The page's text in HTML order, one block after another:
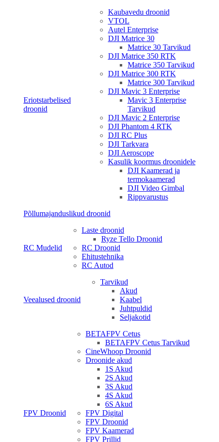
Eriotstarbelised
droonid
Kaubavedu droonid
VTOL
Autel Enterprise
DJI Matrice 30
Matrice 30 Tarvikud
DJI Matrice 350 RTK
Matrice 350 Tarvikud
DJI Matrice 300 RTK
Matrice 300 Tarvikud
DJI Mavic 3 Enterprise
Mavic 3 Enterprise
Tarvikud
DJI Mavic 2 Enterprise
DJI Phantom 4 RTK
DJI RC Plus
DJI Tarkvara
DJI Aeroscope
Kasulik koormus droonidele
DJI Kaamerad ja
termokaamerad
DJI Video Gimbal
Rippvarustus
Põllumajanduslikud droonid
RC Mudelid
Laste droonid
Ryze Tello Droonid
RC Droonid
Ehitustehnika
RC Autod
Veealused droonid
Tarvikud
Akud
Kaabel
Juhtpuldid
Seljakotid
FPV Droonid
BETAFPV Cetus
BETAFPV Cetus Tarvikud
CineWhoop Droonid
Droonide akud
1S Akud
2S Akud
3S Akud
4S Akud
6S Akud
FPV Digital
FPV Droonid
FPV Kaamerad
FPV Prillid